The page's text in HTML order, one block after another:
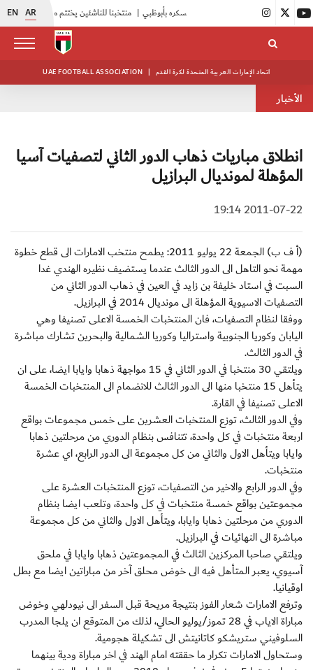
EN AR منتخبنا للناشئين يختتم معسكره الخارجي في صربيا |
UAE FOOTBALL ASSOCIATION | اتحاد الإمارات العربية المتحدة لكرة القدم
الأخبار
انطلاق مباريات ذهاب الدور الثاني لتصفيات آسيا
المؤهلة لمونديال البرازيل
2011-07-22 19:14
(أ ف ب) الجمعة 22 يوليو 2011: يطمح منتخب الامارات الى قطع خطوة
مهمة نحو التاهل الى الدور الثالث عندما يستضيف نظيره الهندي غدا
السبت في استاد خليفة بن زايد في العين في ذهاب الدور الثاني من
التصفيات الاسيوية المؤهلة الى مونديال 2014 في البرازيل.
ووفقا لنظام التصفيات، فان المنتخبات الخمسة الاعلى تصنيفا وهي
اليابان وكوريا الجنوبية واستراليا وكوريا الشمالية والبحرين تشارك مباشرة
في الدور الثالث.
ويلتقي 30 منتخبا في الدور الثاني في 15 مواجهة ذهابا وايابا ايضا، على ان
يتأهل 15 منتخبا منها الى الدور الثالث للانضمام الى المنتخبات الخمسة
الاعلى تصنيفا في القارة.
وفي الدور الثالث، توزع المنتخبات العشرين على خمس مجموعات بواقع
اربعة منتخبات في كل واحدة، تتنافس بنظام الدوري من مرحلتين ذهابا
وايابا ويتأهل الاول والثاني من كل مجموعة الى الدور الرابع، اي عشرة
منتخبات.
وفي الدور الرابع والاخير من التصفيات، توزع المنتخبات العشرة على
مجموعتين بواقع خمسة منتخبات في كل واحدة، وتلعب ايضا بنظام
الدوري من مرحلتين ذهابا وايابا، ويتأهل الاول والثاني من كل مجموعة
مباشرة الى النهائيات في البرازيل.
ويلتقي صاحبا المركزين الثالث في المجموعتين ذهابا وايابا في ملحق
آسيوي، يعبر المتأهل فيه الى خوض محلق آخر من مباراتين ايضا مع بطل
اوقيانيا.
وترفع الامارات شعار الفوز بنتيجة مريحة قبل السفر الى نيودلهي وخوض
مباراة الاياب في 28 تموز/يوليو الحالي، لذلك من المتوقع ان يلجا المدرب
السلوفيني ستريشكو كاتانيتش الى تشكيلة هجومية.
وستحاول الامارات تكرار ما حققته امام الهند في اخر مباراة ودية بينهما